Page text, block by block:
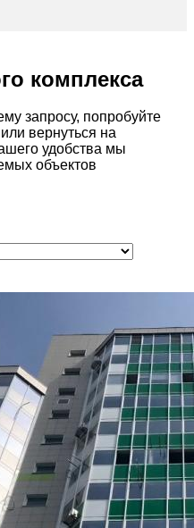
комплекса
запросу, попробуйте
вернуться на
удобства мы
объектов